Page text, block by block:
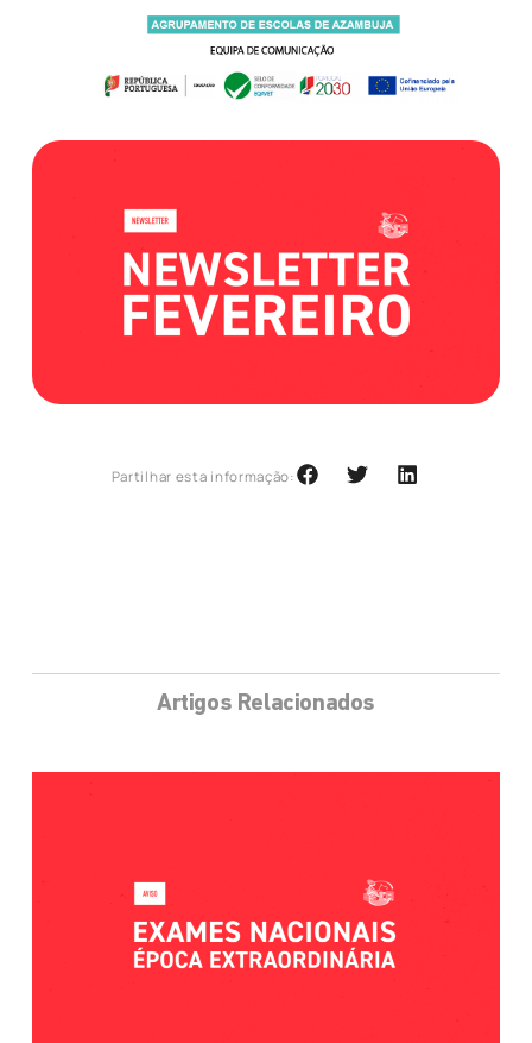
Partilhar esta informação:
Artigos Relacionados